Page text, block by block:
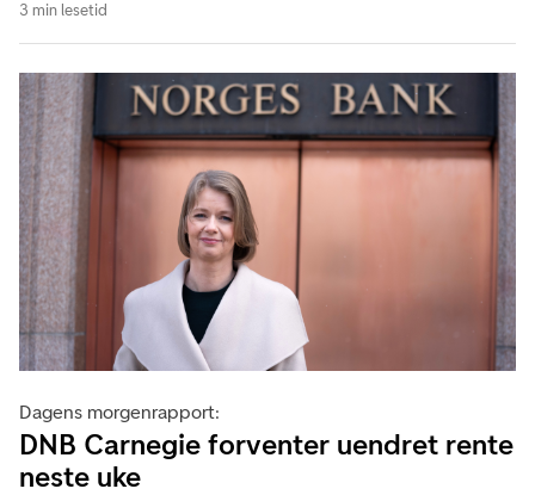
3 min lesetid
Dagens morgenrapport:
DNB Carnegie forventer uendret rente
neste uke